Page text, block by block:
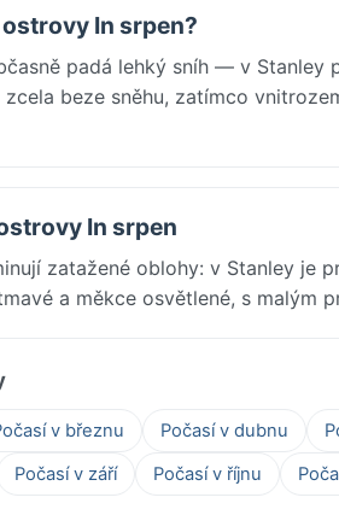
In srpen?
padá lehký sníh — v Stanley
beze sněhu, zatímco
In srpen
zatažené oblohy: v Stanley je
a měkce osvětlené, s malým
v březnu Počasí v dubnu
Počasí v září Počasí v říjnu